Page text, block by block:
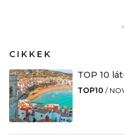
CIKKEK
TOP 10
TOP10 /